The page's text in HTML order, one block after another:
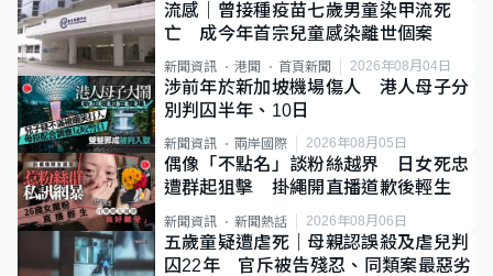
流感｜曾接種疫苗七歲男童染甲流死
亡 成今年首宗兒童感染離世個案
新聞資訊 港聞 首頁新聞 2026年08月04日
涉前年於新加坡機場傷人 港人母子分
別判囚半年、10日
新聞資訊 兩岸國際 2026年08月05日
偶像「不點名」談粉絲越界 日女死忠
遭群起狙擊 掛繩開直播道歉後輕生
新聞資訊 新聞熱話 2026年08月06日
五歲童疑遭虐死｜母親認誤殺及虐兒判
囚22年 官斥被告殘忍、同類案最惡劣